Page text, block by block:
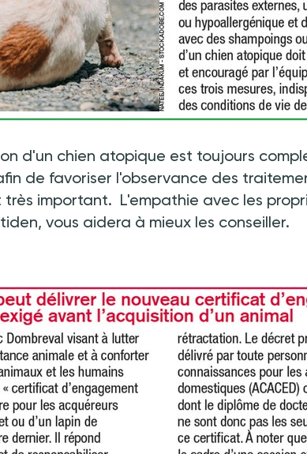
d'un chien atopique est toujours
de favoriser l'observance des
très important. L'empathie avec les
vous aidera à mieux les conseiller.